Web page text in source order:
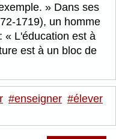
Dans ses
1719), un homme
L'éducation est à
est à un bloc de
#enseigner #élever